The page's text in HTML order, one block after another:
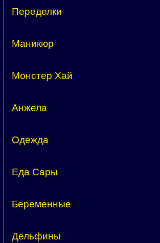
Переделки
Маникюр
Монстер Хай
Анжела
Одежда
Еда Сары
Беременные
Дельфины